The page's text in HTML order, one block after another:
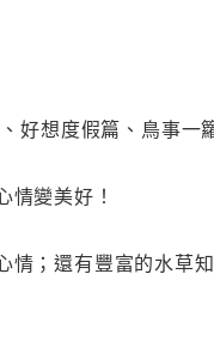
好想度假篇、鳥事一
變美好！
；還有豐富的水草